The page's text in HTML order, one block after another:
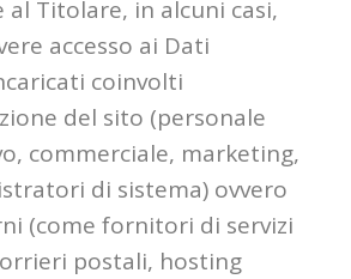
al Titolare, in alcuni casi,
accesso ai Dati
coinvolti
del sito (personale
commerciale, marketing,
di sistema) ovvero
(come fornitori di servizi
postali, hosting